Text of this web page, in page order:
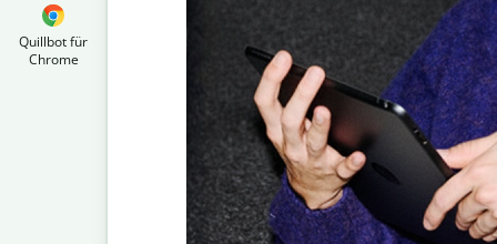
Quillbot für
Chrome